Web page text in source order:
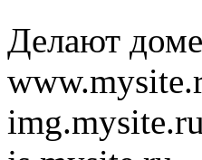
Делают
img.mysite.ru